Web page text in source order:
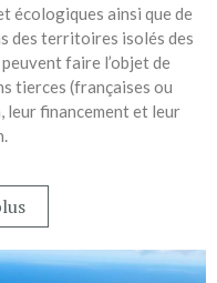
écologiques ainsi que de
des territoires isolés des
faire l’objet de
tierces (françaises ou
leur financement et leur